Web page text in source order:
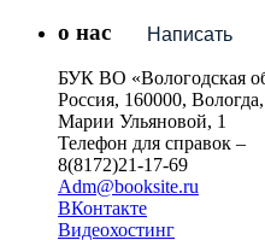
Написать
о нас
БУК ВО «Вологодская
Россия, 160000, Вологда,
Марии Ульяновой, 1
Телефон для справок –
8(8172)21-17-69
Adm@booksite.ru
ВКонтакте
Видеохостинг